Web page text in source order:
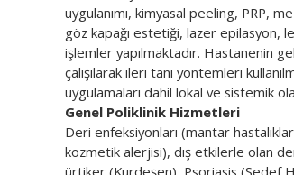
uygulanımı, kimyasal peeling, PRP,
göz kapağı estetiği, lazer epilasyon,
işlemler yapılmaktadır. Hastanenin
çalışılarak ileri tanı yöntemleri
uygulamaları dahil lokal ve sistemik
Genel Poliklinik Hizmetleri
Deri enfeksiyonları (mantar
kozmetik alerjisi), dış etkilerle olan
ürtiker (Kurdeşen), Psoriasis (Sedef